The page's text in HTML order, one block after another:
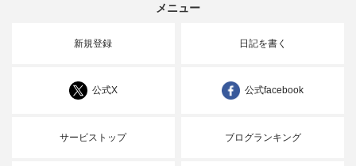
メニュー
新規登録 日記を書く
公式X 公式facebook
サービストップ ブログランキング